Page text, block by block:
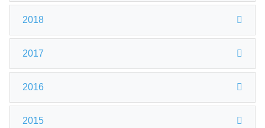
2018
2017
2016
2015